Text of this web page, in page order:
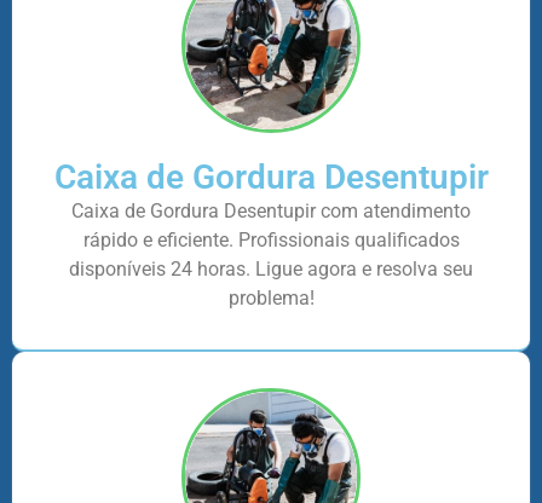
Caixa de Gordura Desentupir
Caixa de Gordura Desentupir com atendimento
rápido e eficiente. Profissionais qualificados
disponíveis 24 horas. Ligue agora e resolva seu
problema!